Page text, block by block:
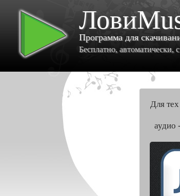
Программа для
Бесплатно, автоматически,
Для
аудио